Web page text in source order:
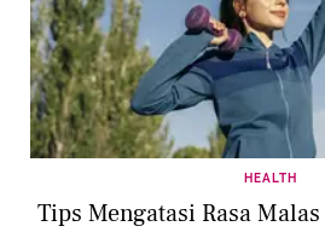
HEALTH
Tips Mengatasi Rasa